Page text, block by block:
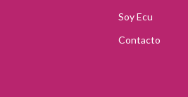
Soy Ecu
Contacto